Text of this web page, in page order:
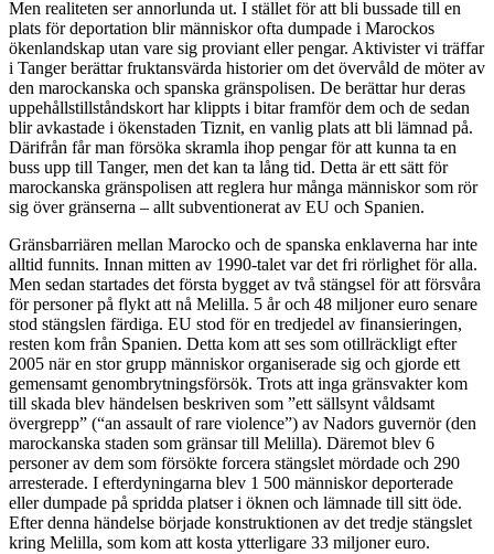
Men realiteten ser annorlunda ut. I stället för att bli bussade till en
plats för deportation blir människor ofta dumpade i Marockos
ökenlandskap utan vare sig proviant eller pengar. Aktivister vi träffar
i Tanger berättar fruktansvärda historier om det övervåld de möter av
den marockanska och spanska gränspolisen. De berättar hur deras
uppehållstillståndskort har klippts i bitar framför dem och de sedan
blir avkastade i ökenstaden Tiznit, en vanlig plats att bli lämnad på.
Därifrån får man försöka skramla ihop pengar för att kunna ta en
buss upp till Tanger, men det kan ta lång tid. Detta är ett sätt för
marockanska gränspolisen att reglera hur många människor som rör
sig över gränserna – allt subventionerat av EU och Spanien.
Gränsbarriären mellan Marocko och de spanska enklaverna har inte
alltid funnits. Innan mitten av 1990-talet var det fri rörlighet för alla.
Men sedan startades det första bygget av två stängsel för att försvåra
för personer på flykt att nå Melilla. 5 år och 48 miljoner euro senare
stod stängslen färdiga. EU stod för en tredjedel av finansieringen,
resten kom från Spanien. Detta kom att ses som otillräckligt efter
2005 när en stor grupp människor organiserade sig och gjorde ett
gemensamt genombrytningsförsök. Trots att inga gränsvakter kom
till skada blev händelsen beskriven som ”ett sällsynt våldsamt
övergrepp” (“an assault of rare violence”) av Nadors guvernör (den
marockanska staden som gränsar till Melilla). Däremot blev 6
personer av dem som försökte forcera stängslet mördade och 290
arresterade. I efterdyningarna blev 1 500 människor deporterade
eller dumpade på spridda platser i öknen och lämnade till sitt öde.
Efter denna händelse började konstruktionen av det tredje stängslet
kring Melilla, som kom att kosta ytterligare 33 miljoner euro.